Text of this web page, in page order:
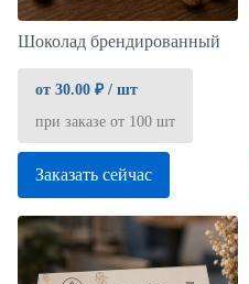
Шоколад брендированный
от 30.00 ₽ / шт
при заказе от 100 шт
Заказать сейчас